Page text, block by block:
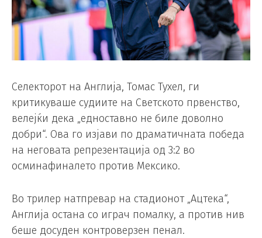
Селекторот на Англија, Томас Тухел, ги
критикуваше судиите на Светското првенство,
велејќи дека „едноставно не биле доволно
добри“. Ова го изјави по драматичната победа
на неговата репрезентација од 3:2 во
осминафиналето против Мексико.
Во трилер натпревар на стадионот „Ацтека“,
Англија остана со играч помалку, а против нив
беше досуден контроверзен пенал.